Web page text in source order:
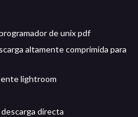
de unix pdf
altamente comprimida para
lightroom
directa